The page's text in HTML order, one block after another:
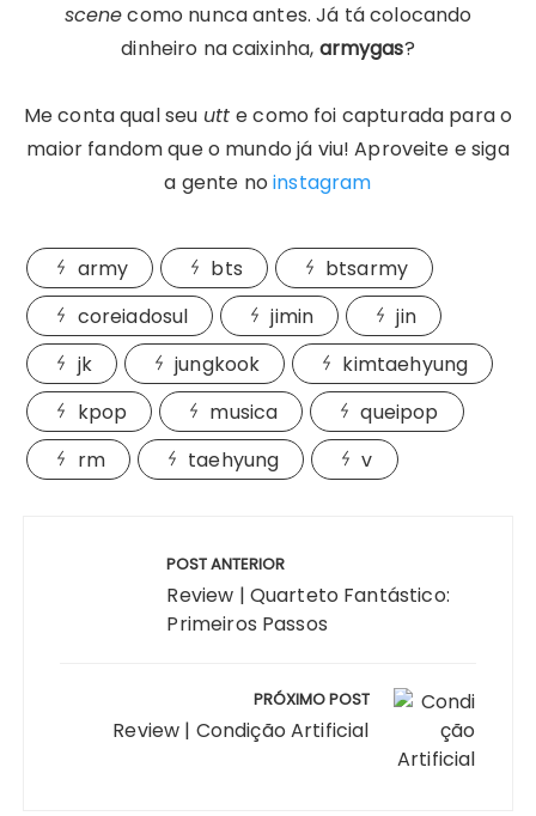
scenecomo nunca antes. Já tá colocando
dinheiro na caixinha, armygas?
Me conta qual seu utte como foi capturada para o
maior fandom que o mundo já viu! Aproveite e siga
a gente noinstagram
army bts
btsarmy
coreiadosul
jimin
jin
jk
jungkook
kimtaehyung
kpop
musica
queipop
rm
taehyung v
POST ANTERIOR
Review | Quarteto Fantástico:
Primeiros Passos
PRÓXIMO POST
Review | Condição Artificial